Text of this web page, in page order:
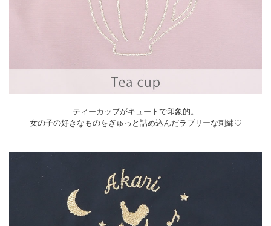
ティーカップがキュートで印象的。
女の子の好きなものをぎゅっと詰め込んだラブリーな刺繍♡